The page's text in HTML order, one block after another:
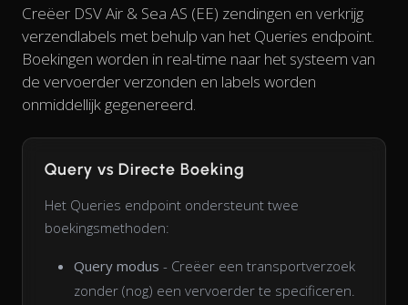
Creëer DSV Air & Sea AS (EE) zendingen en verkrijg
verzendlabels met behulp van het Queries endpoint.
Boekingen worden in real-time naar het systeem van
de vervoerder verzonden en labels worden
onmiddellijk gegenereerd.
Query vs Directe Boeking
Het Queries endpoint ondersteunt twee
boekingsmethoden:
Query modus - Creëer een transportverzoek
zonder (nog) een vervoerder te specificeren.